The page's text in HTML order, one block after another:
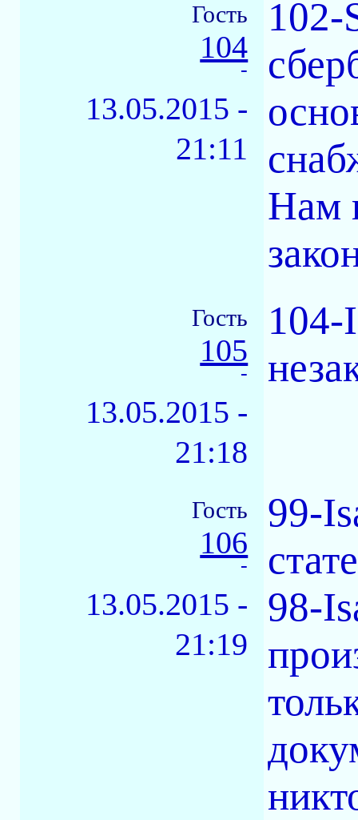
Гость
104
-
13.05.2015 -
21:11
102-
Нам
Гость
105
-
13.05.2015 -
21:18
104-
Гость
106
-
13.05.2015 -
21:19
99-
98-